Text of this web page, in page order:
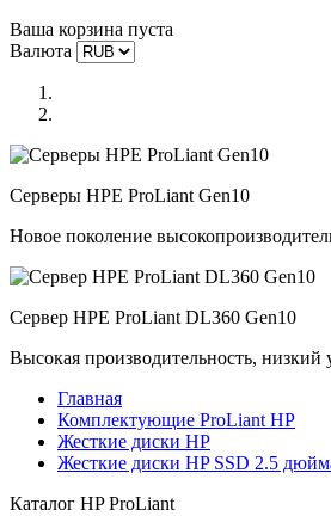
Ваша корзина пуста
Валюта
Серверы HPE ProLiant Gen10
Новое поколение
Сервер HPE ProLiant DL360 Gen10
Высокая производительность,
Главная
Комплектующие ProLiant HP
Жесткие диски HP
Жесткие диски HP SSD 2.5
Каталог HP ProLiant